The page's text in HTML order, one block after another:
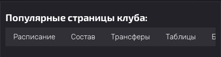
Популярные страницы клуба:
Расписание Состав Трансферы Таблицы